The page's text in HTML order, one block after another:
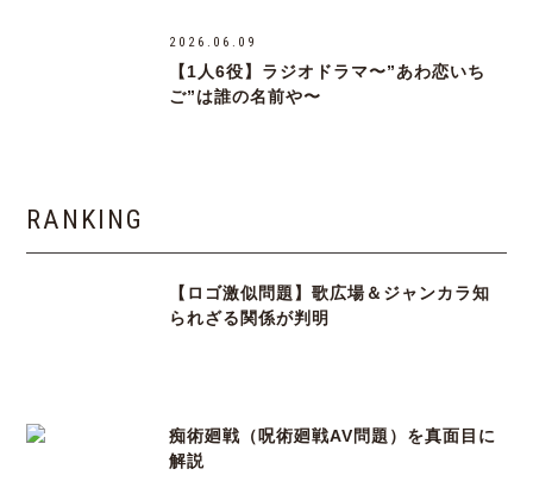
2026.06.09
【1人6役】ラジオドラマ〜”あわ恋いち
ご”は誰の名前や〜
RANKING
【ロゴ激似問題】歌広場＆ジャンカラ知
られざる関係が判明
痴術廻戦（呪術廻戦AV問題）を真面目に
解説